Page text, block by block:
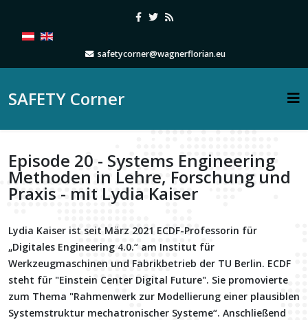
safetycorner@wagnerflorian.eu
SAFETY Corner
Episode 20 - Systems Engineering
Methoden in Lehre, Forschung und
Praxis - mit Lydia Kaiser
Lydia Kaiser ist seit März 2021 ECDF-Professorin für
„Digitales Engineering 4.0.“ am Institut für
Werkzeugmaschinen und Fabrikbetrieb der TU Berlin. ECDF
steht für "Einstein Center Digital Future". Sie promovierte
zum Thema "Rahmenwerk zur Modellierung einer plausiblen
Systemstruktur mechatronischer Systeme“. Anschließend